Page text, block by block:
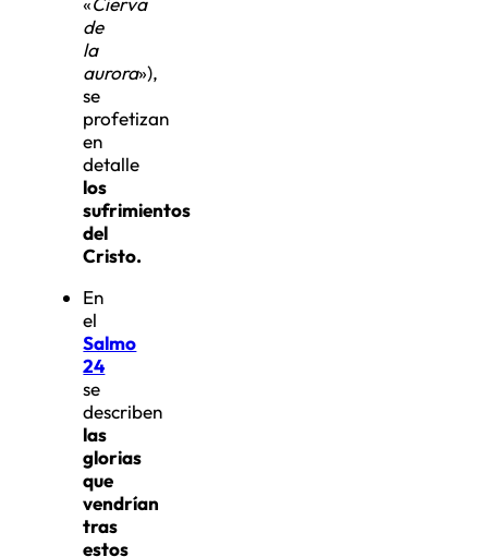
de
la
aurora»),
se
profetizan
en
detalle
los
sufrimientos
del
Cristo.
En
el
Salmo
24
se
describen
las
glorias
que
vendrían
tras
estos